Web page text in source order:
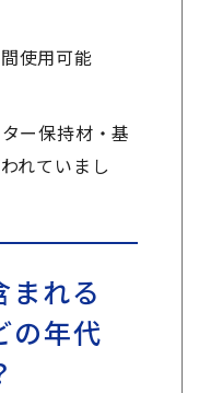
使用可能
ー保持材・基
れていまし
まれる
の年代